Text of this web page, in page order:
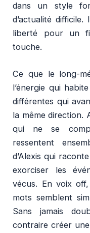
dans un style
d’actualité
liberté pour un
touche.
Ce que le long-
l’énergie qui
différentes qui
la même direction.
qui ne se
ressentent
d’Alexis qui
exorciser les
vécus. En voix
mots semblent
Sans jamais
contraire créer une